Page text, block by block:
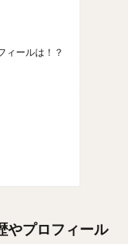
ィールは！？
やプロフィール